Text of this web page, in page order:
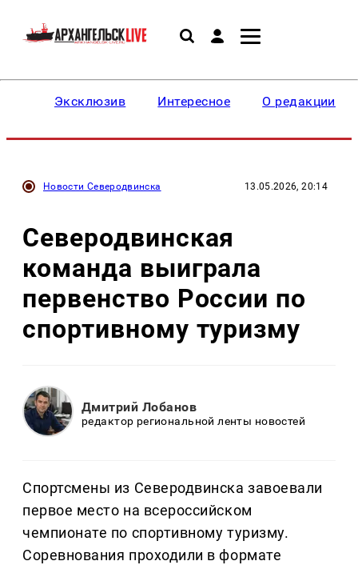
Эксклюзив Интересное О редакции
Новости Северодвинска 13.05.2026, 20:14
Северодвинская
команда выиграла
первенство России по
спортивному туризму
Дмитрий Лобанов
редактор региональной ленты новостей
Спортсмены из Северодвинска завоевали
первое место на всероссийском
чемпионате по спортивному туризму.
Соревнования проходили в формате